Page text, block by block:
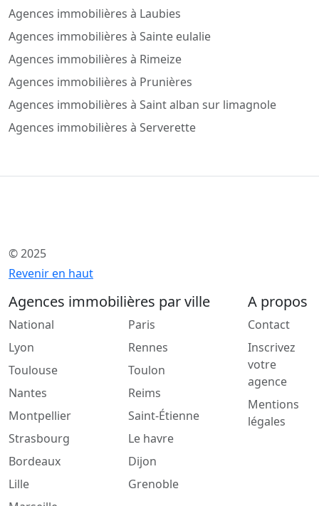
Agences immobilières à Laubies
Agences immobilières à Sainte eulalie
Agences immobilières à Rimeize
Agences immobilières à Prunières
Agences immobilières à Saint alban sur limagnole
Agences immobilières à Serverette
© 2025
Revenir en haut
Agences immobilières par ville
National
Lyon
Toulouse
Nantes
Montpellier
Strasbourg
Bordeaux
Lille
Paris
Rennes
Toulon
Reims
Saint-Étienne
Le havre
Dijon
Grenoble
A propos
Contact
Inscrivez
votre
agence
Mentions
légales